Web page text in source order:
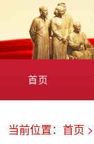
首页
当前位置： 首页 >